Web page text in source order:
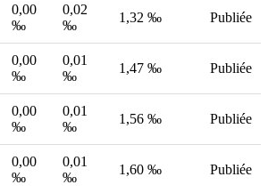
0,00
‰
0,02
‰
1,32 ‰ Publiée
0,00
‰
0,01
‰
1,47 ‰ Publiée
0,00
‰
0,01
‰
1,56 ‰ Publiée
0,00
‰
0,01
‰
1,60 ‰ Publiée